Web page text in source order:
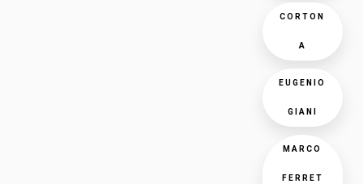
CORTON
A
EUGENIO
GIANI
MARCO
FERRET